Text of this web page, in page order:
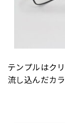
テンプルはク
流し込んだカ